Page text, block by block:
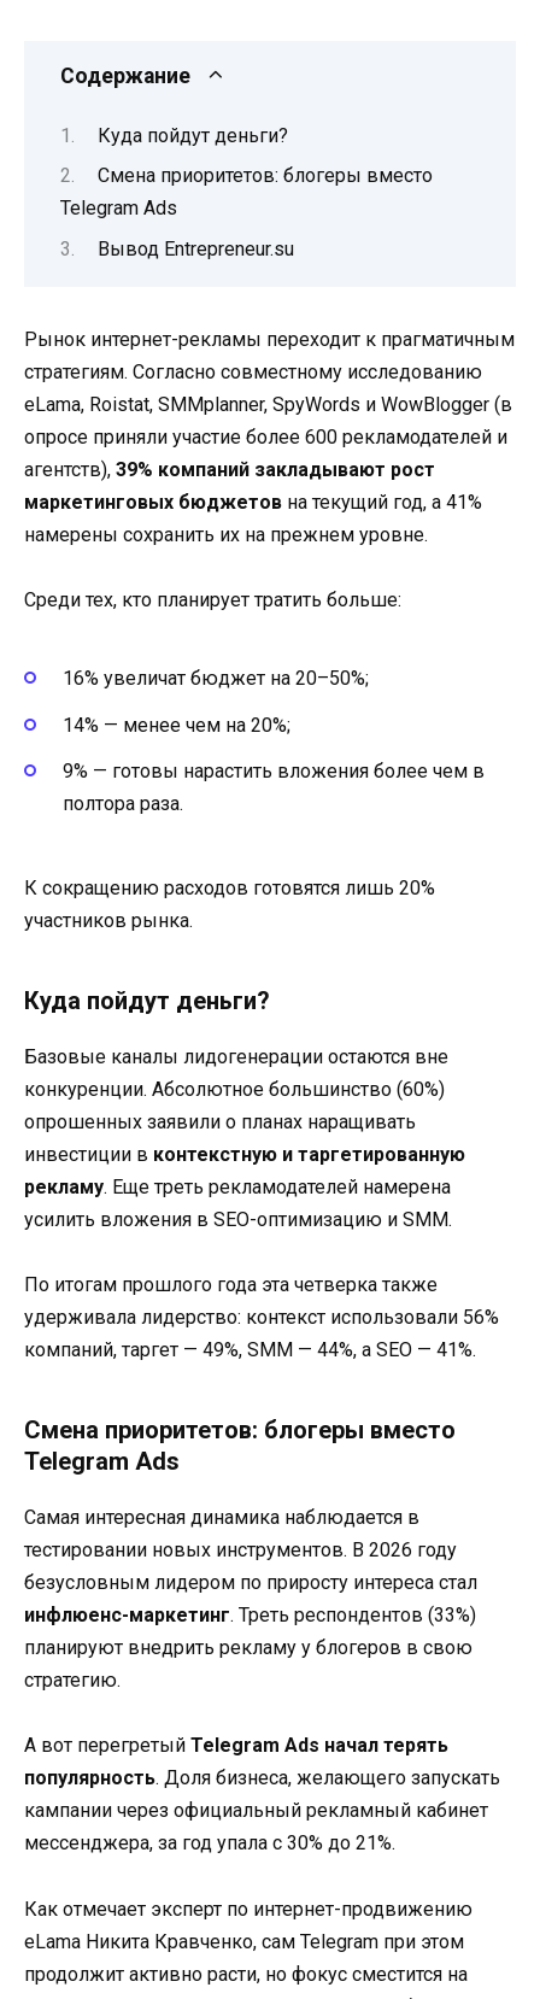
Содержание
Куда пойдут деньги?
Смена приоритетов: блогеры вместо
Telegram Ads
Вывод Entrepreneur.su
Рынок интернет-рекламы переходит к прагматичным
стратегиям. Согласно совместному исследованию
eLama, Roistat, SMMplanner, SpyWords и WowBlogger (в
опросе приняли участие более 600 рекламодателей и
агентств), 39% компаний закладывают рост
маркетинговых бюджетов на текущий год, а 41%
намерены сохранить их на прежнем уровне.
Среди тех, кто планирует тратить больше:
16% увеличат бюджет на 20–50%;
14% — менее чем на 20%;
9% — готовы нарастить вложения более чем в
полтора раза.
К сокращению расходов готовятся лишь 20%
участников рынка.
Куда пойдут деньги?
Базовые каналы лидогенерации остаются вне
конкуренции. Абсолютное большинство (60%)
опрошенных заявили о планах наращивать
инвестиции в контекстную и таргетированную
рекламу. Еще треть рекламодателей намерена
усилить вложения в SEO-оптимизацию и SMM.
По итогам прошлого года эта четверка также
удерживала лидерство: контекст использовали 56%
компаний, таргет — 49%, SMM — 44%, а SEO — 41%.
Смена приоритетов: блогеры вместо
Telegram Ads
Самая интересная динамика наблюдается в
тестировании новых инструментов. В 2026 году
безусловным лидером по приросту интереса стал
инфлюенс-маркетинг. Треть респондентов (33%)
планируют внедрить рекламу у блогеров в свою
стратегию.
А вот перегретый Telegram Ads начал терять
популярность. Доля бизнеса, желающего запускать
кампании через официальный рекламный кабинет
мессенджера, за год упала с 30% до 21%.
Как отмечает эксперт по интернет-продвижению
eLama Никита Кравченко, сам Telegram при этом
продолжит активно расти, но фокус сместится на